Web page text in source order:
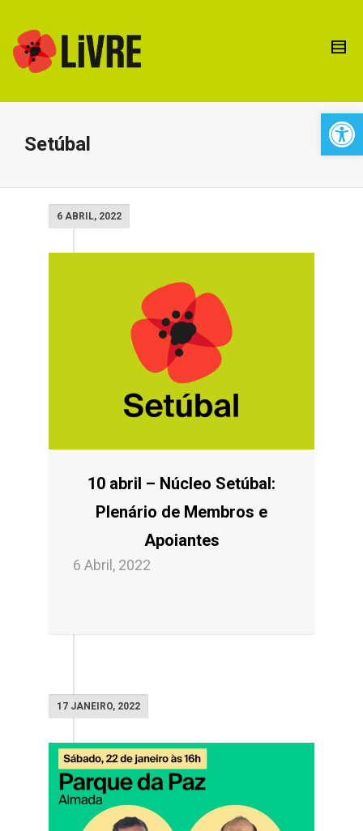
Setúbal
6 ABRIL, 2022
10 abril – Núcleo Setúbal:
Plenário de Membros e
Apoiantes
6 Abril, 2022
17 JANEIRO, 2022